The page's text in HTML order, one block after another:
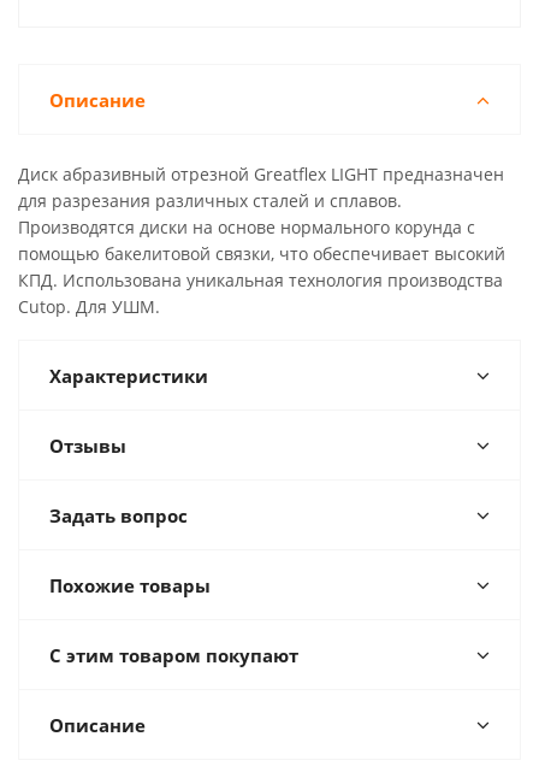
Описание
Диск абразивный отрезной Greatflex LIGHT предназначен
для разрезания различных сталей и сплавов.
Производятся диски на основе нормального корунда с
помощью бакелитовой связки, что обеспечивает высокий
КПД. Использована уникальная технология производства
Cutop. Для УШМ.
Характеристики
Отзывы
Задать вопрос
Похожие товары
С этим товаром покупают
Описание